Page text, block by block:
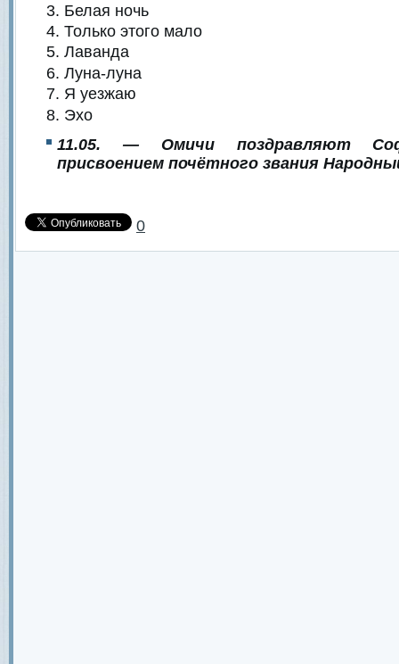
Белая ночь
Только этого мало
Лаванда
Луна-луна
Я уезжаю
Эхо
11.05. — Омичи поздравляют
присвоением почётного звания
0